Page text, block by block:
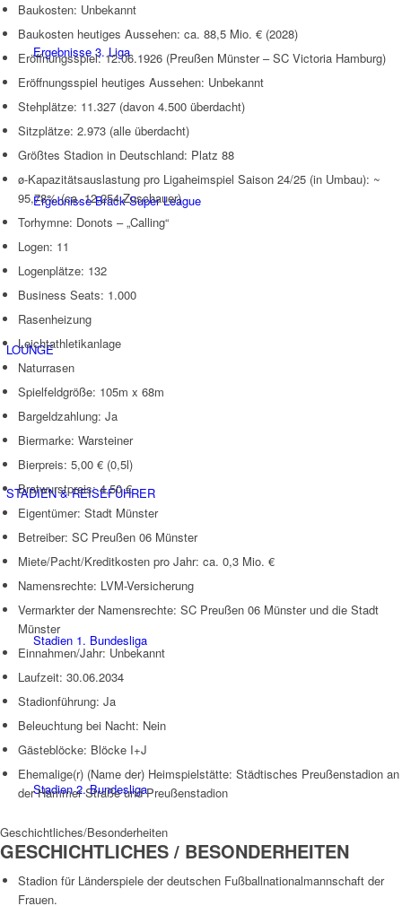
Ergebnisse 3. Liga
Ergebnisse Brack Super League
LOUNGE
STADIEN & REISEFÜHRER
Stadien 1. Bundesliga
Stadien 2. Bundesliga
Baukosten: Unbekannt
Baukosten heutiges Aussehen: ca. 88,5 Mio. € (2028)
Eröffnungsspiel: 12.06.1926 (Preußen Münster – SC Victoria Hamburg)
Eröffnungsspiel heutiges Aussehen: Unbekannt
Stehplätze: 11.327 (davon 4.500 überdacht)
Sitzplätze: 2.973 (alle überdacht)
Größtes Stadion in Deutschland: Platz 88
ø-Kapazitätsauslastung pro Ligaheimspiel Saison 24/25 (in Umbau): ~
95,78% (ca. 12.254 Zuschauer)
Torhymne: Donots – „Calling“
Logen: 11
Logenplätze: 132
Business Seats: 1.000
Rasenheizung
Leichtathletikanlage
Naturrasen
Spielfeldgröße: 105m x 68m
Bargeldzahlung: Ja
Biermarke: Warsteiner
Bierpreis: 5,00 € (0,5l)
Bratwurstpreis: 4,50 €
Eigentümer: Stadt Münster
Betreiber: SC Preußen 06 Münster
Miete/Pacht/Kreditkosten pro Jahr: ca. 0,3 Mio. €
Namensrechte: LVM-Versicherung
Vermarkter der Namensrechte: SC Preußen 06 Münster und die Stadt
Münster
Einnahmen/Jahr: Unbekannt
Laufzeit: 30.06.2034
Stadionführung: Ja
Beleuchtung bei Nacht: Nein
Gästeblöcke: Blöcke I+J
Ehemalige(r) (Name der) Heimspielstätte: Städtisches Preußenstadion an
der Hammer Straße und Preußenstadion
Geschichtliches/Besonderheiten
GESCHICHTLICHES / BESONDERHEITEN
Stadion für Länderspiele der deutschen Fußballnationalmannschaft der
Frauen.